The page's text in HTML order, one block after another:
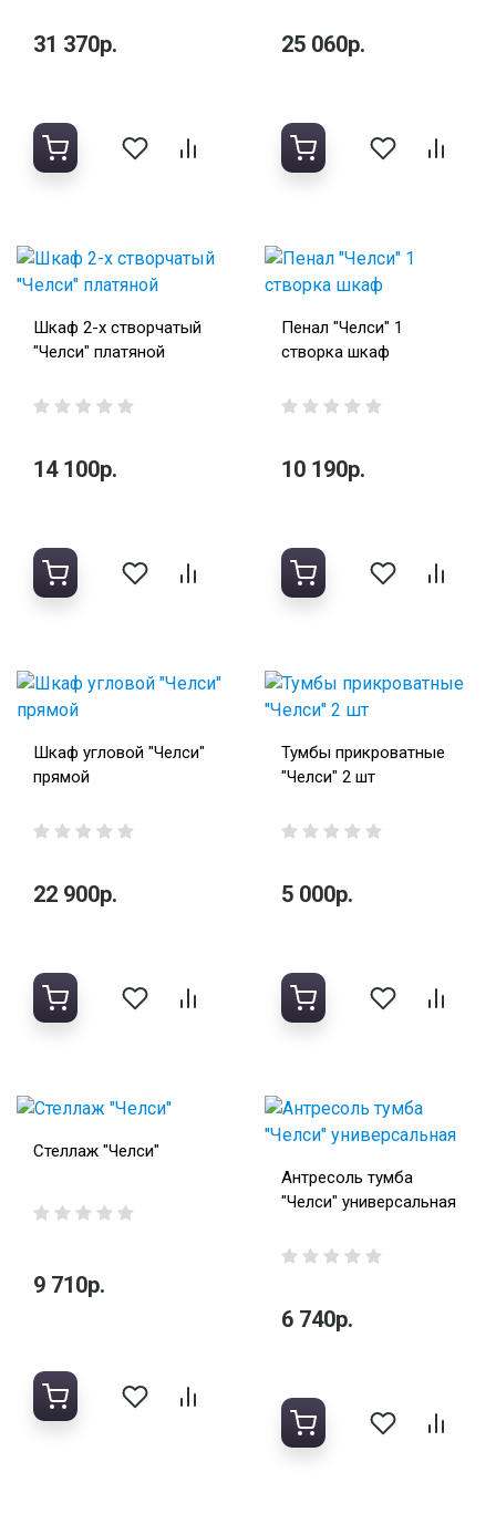
31 370р. 25 060р.
Шкаф 2-х створчатый
"Челси" платяной
14 100р.
Пенал "Челси" 1
створка шкаф
10 190р.
Шкаф угловой "Челси"
прямой
22 900р.
Тумбы прикроватные
"Челси" 2 шт
5 000р.
Стеллаж "Челси"
9 710р.
Антресоль тумба
"Челси" универсальная
6 740р.